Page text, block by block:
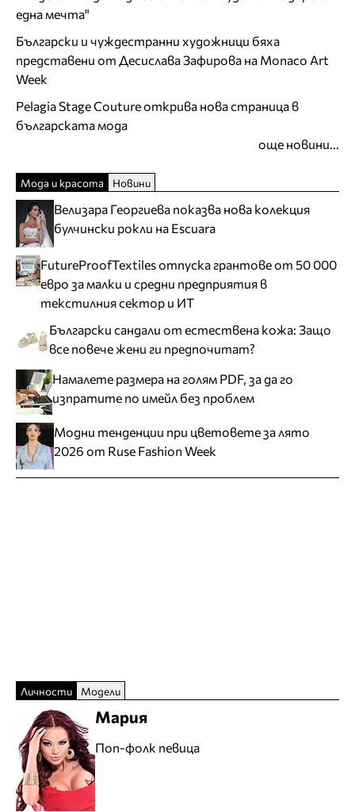
една мечта"
Български и чуждестранни художници бяха
представени от Десислава Зафирова на Monaco Art
Week
Pelagia Stage Couture открива нова страница в
българската мода
още новини...
Мода и красота Новини
Велизара Георгиева показва нова колекция
булчински рокли на Escuara
FutureProofTextiles отпуска грантове от 50 000
евро за малки и средни предприятия в
текстилния сектор и ИТ
Български сандали от естествена кожа: Защо
все повече жени ги предпочитат?
Намалете размера на голям PDF, за да го
изпратите по имейл без проблем
Модни тенденции при цветовете за лято
2026 от Ruse Fashion Week
Личности Модели
Мария
Поп-фолк певица